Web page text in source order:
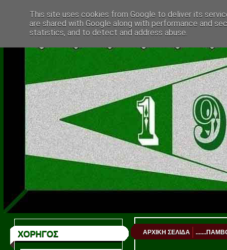
ΧΟΡΗΓΟΣ ΑΡΧΙΚΗ ΣΕΛΙΔΑ
This site uses cookies from Google to deliver its
are shared with Google along with performance and
statistics, and to detect and address abuse.